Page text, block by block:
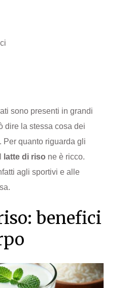
sono presenti in grandi
dire la stessa cosa dei
Per quanto riguarda gli
latte di riso ne è ricco.
agli sportivi e alle
benefici